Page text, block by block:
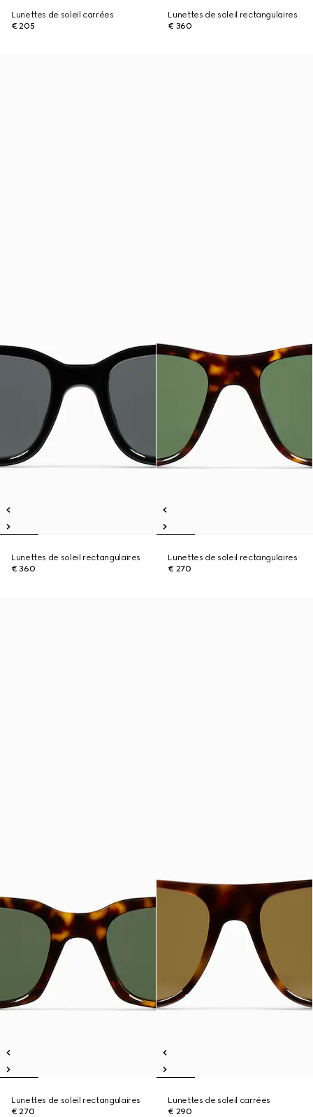
Lunettes de soleil carrées
€ 205
Lunettes de soleil rectangulaires
€ 360
Lunettes de soleil rectangulaires
€ 360
Lunettes de soleil rectangulaires
€ 270
Lunettes de soleil rectangulaires
€ 270
Lunettes de soleil carrées
€ 290